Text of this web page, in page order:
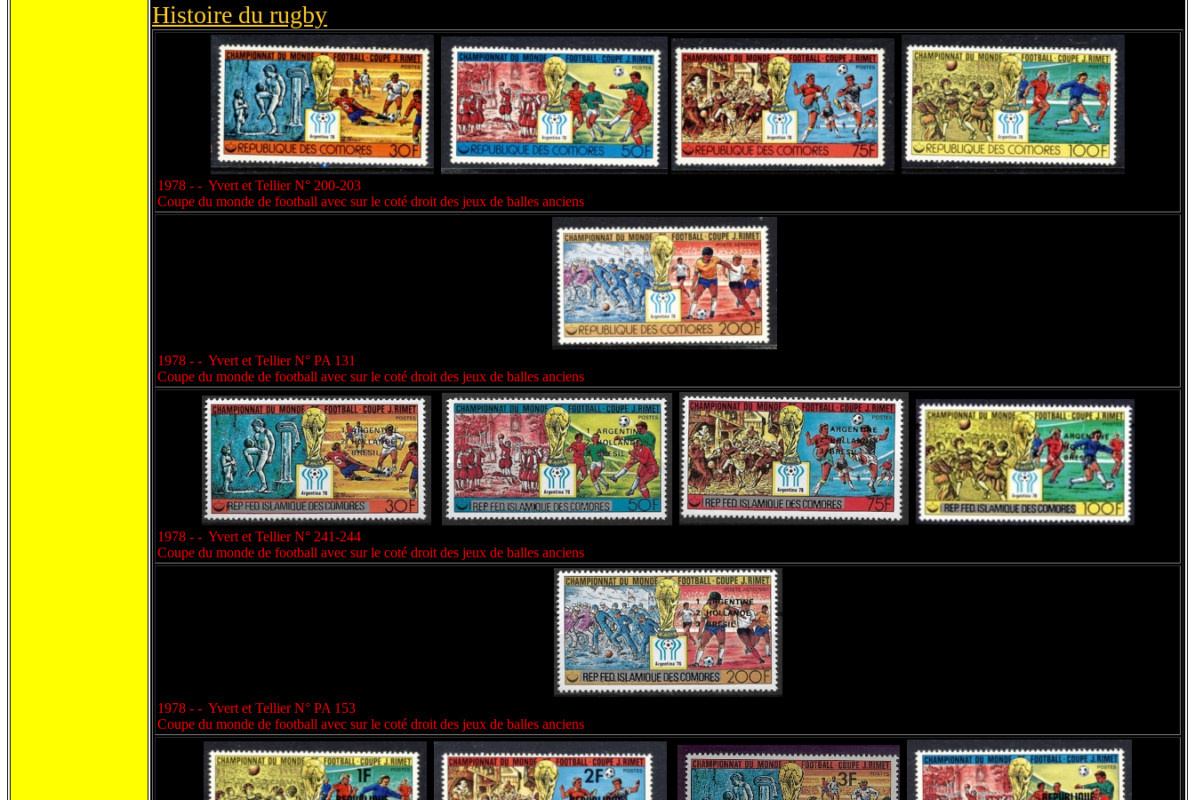
Histoire du rugby
1978 - - Yvert et Tellier N° 200-203
Coupe du monde de football avec sur le coté droit des jeux de balles anciens
1978 - - Yvert et Tellier N° PA 131
Coupe du monde de football avec sur le coté droit des jeux de balles anciens
1978 - - Yvert et Tellier N° 241-244
Coupe du monde de football avec sur le coté droit des jeux de balles anciens
1978 - - Yvert et Tellier N° PA 153
Coupe du monde de football avec sur le coté droit des jeux de balles anciens